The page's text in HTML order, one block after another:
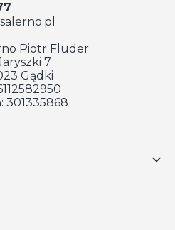
Piotr Fluder
7
Gądki
301335868